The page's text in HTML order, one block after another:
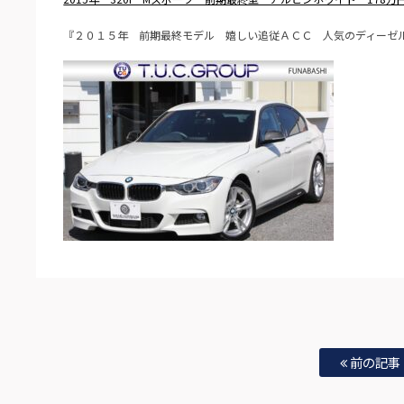
『２０１５年 前期最終モデル 嬉しい追従ＡＣＣ 人気のディーゼ
前の記事